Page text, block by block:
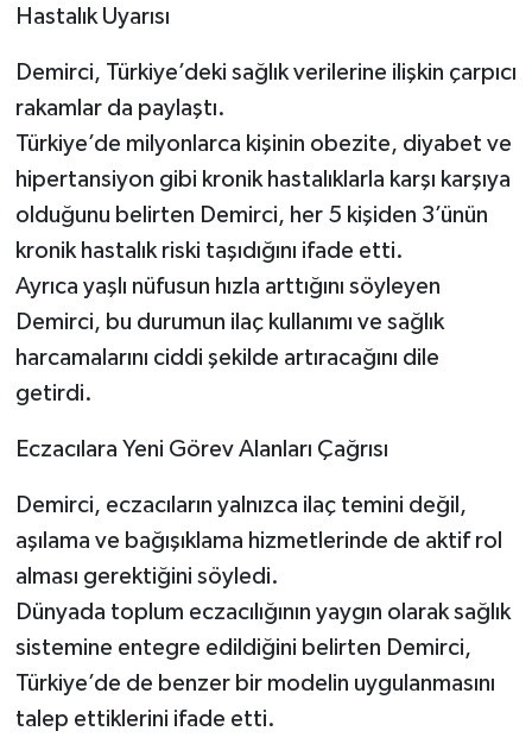
Hastalık Uyarısı
Demirci, Türkiye’deki sağlık verilerine ilişkin çarpıcı
rakamlar da paylaştı.
Türkiye’de milyonlarca kişinin obezite, diyabet ve
hipertansiyon gibi kronik hastalıklarla karşı karşıya
olduğunu belirten Demirci, her 5 kişiden 3’ünün
kronik hastalık riski taşıdığını ifade etti.
Ayrıca yaşlı nüfusun hızla arttığını söyleyen
Demirci, bu durumun ilaç kullanımı ve sağlık
harcamalarını ciddi şekilde artıracağını dile
getirdi.
Eczacılara Yeni Görev Alanları Çağrısı
Demirci, eczacıların yalnızca ilaç temini değil,
aşılama ve bağışıklama hizmetlerinde de aktif rol
alması gerektiğini söyledi.
Dünyada toplum eczacılığının yaygın olarak sağlık
sistemine entegre edildiğini belirten Demirci,
Türkiye’de de benzer bir modelin uygulanmasını
talep ettiklerini ifade etti.